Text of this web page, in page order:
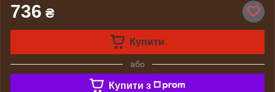
736 ₴
Купити
або
Купити з